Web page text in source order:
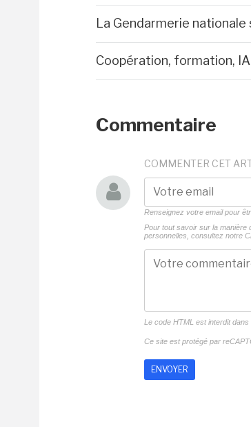
La Gendarmerie
Coopération, formation,
Commentaire
COMMENTER CET
Renseignez votre email pour
Pour tout savoir sur la manière
personnelles, consultez notre
Le code HTML est interdit
Ce site est protégé par